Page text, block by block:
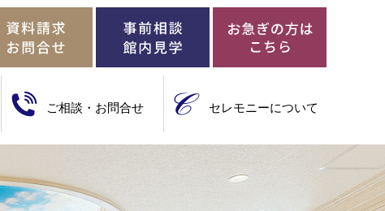
ご相談・お問合せ セレモニーについて